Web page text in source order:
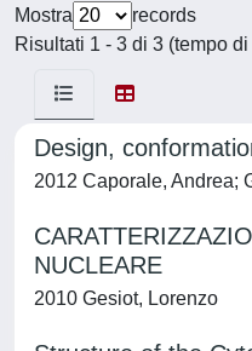
Mostra
records
Risultati 1 - 3 di 3 (tempo
Design,
2012 Caporale, Andrea;
NUCLEARE
2010 Gesiot, Lorenzo